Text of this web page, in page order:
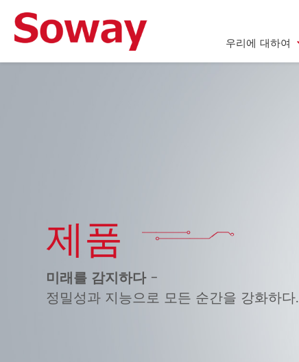
우리에 대하여
제품
미래를 감지하다-
정밀성과 지능으로 모든 순간을 강화하다.